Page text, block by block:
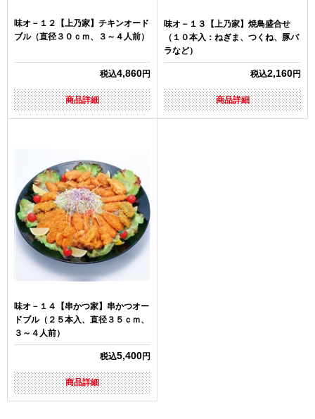
味オ－１２【上乃家】チキンオード
ブル（直径３０ｃｍ、３～４人前）
税込4,860円
商品詳細
味オ－１３【上乃家】焼鳥盛合せ
（１０本入：ねぎま、つくね、豚バ
ラなど）
税込2,160円
商品詳細
味オ－１４【串かつ家】串かつオー
ドブル（２５本入、直径３５ｃｍ、
３～４人前）
税込5,400円
商品詳細